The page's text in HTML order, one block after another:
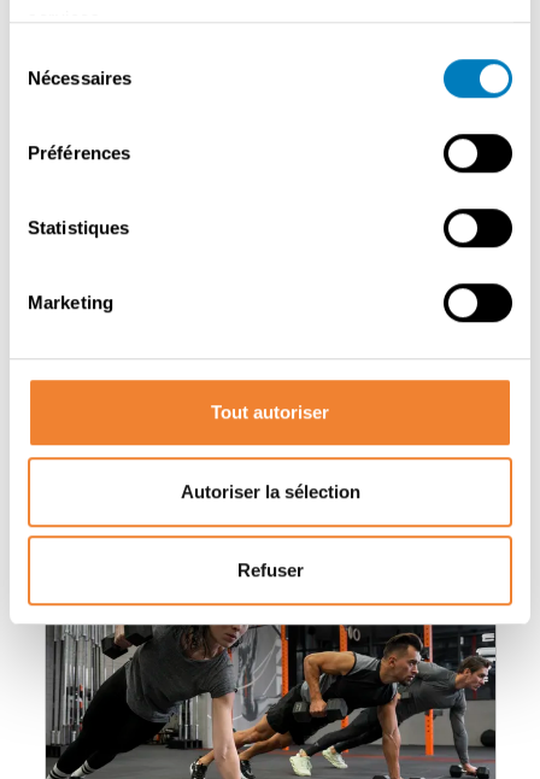
services.
Nécessaires
Préférences
Statistiques
Marketing
Tout autoriser
Autoriser la sélection
Refuser
Autres annonces qui pourraient vous